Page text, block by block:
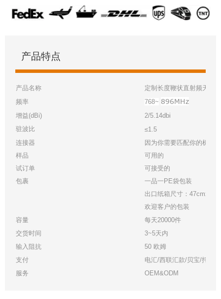
产品特点
产品名称
定制长度鞭状直射频天线
频率
768~ 896MHz
增益(dBi) 2/5.14dbi
驻波比
≤1.5
连接器
因为你需要匹配你的机器
样品
可用的
试订单
可接受的
包裹
一品一PE袋包装
出口纸箱尺寸：
欢迎客户的包装
容量
每天20000件
交货时间
3~5天内
输入阻抗
50 欧姆
支付
电汇/西联汇款/贝宝/托管
服务
OEM&ODM